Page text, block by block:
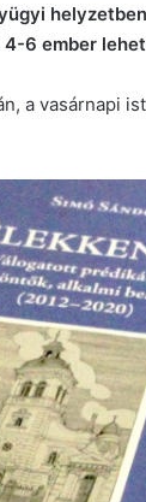
6 ember
a vasárnapi